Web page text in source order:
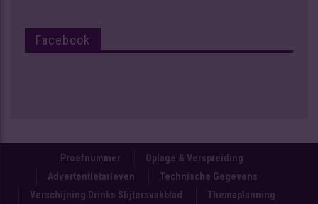
Facebook
Proefnummer
Oplage & Verspreiding
Advertentietarieven
Technische Gegevens
Verschijning Drinks Slijtersvakblad
Themaplanning